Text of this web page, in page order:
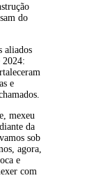
do
aliados
2024:
e
mexeu
da
sob
agora,
e
com